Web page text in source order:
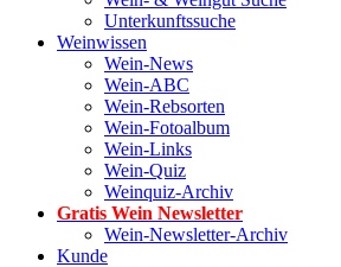
Unterkunftssuche
Weinwissen
Wein-News
Wein-ABC
Wein-Rebsorten
Wein-Fotoalbum
Wein-Links
Wein-Quiz
Weinquiz-Archiv
Gratis Wein Newsletter
Wein-Newsletter-Archiv
Kunde